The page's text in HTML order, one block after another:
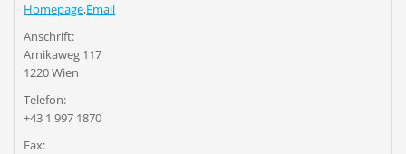
Homepage,Email
Anschrift:
Arnikaweg 117
1220 Wien
Telefon:
+43 1 997 1870
Fax: